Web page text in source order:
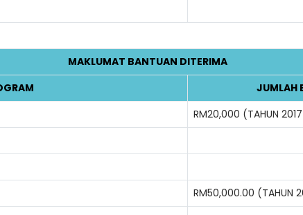
MAKLUMAT BANTUAN DITERIMA
JUMLAH
RM20,000 (TAHUN 2017
RM50,000.00 (TAHUN